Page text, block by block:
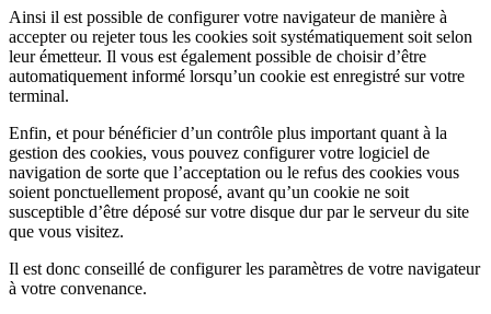
Ainsi il est possible de configurer votre navigateur de manière à
accepter ou rejeter tous les cookies soit systématiquement soit selon
leur émetteur. Il vous est également possible de choisir d’être
automatiquement informé lorsqu’un cookie est enregistré sur votre
terminal.
Enfin, et pour bénéficier d’un contrôle plus important quant à la
gestion des cookies, vous pouvez configurer votre logiciel de
navigation de sorte que l’acceptation ou le refus des cookies vous
soient ponctuellement proposé, avant qu’un cookie ne soit
susceptible d’être déposé sur votre disque dur par le serveur du site
que vous visitez.
Il est donc conseillé de configurer les paramètres de votre navigateur
à votre convenance.